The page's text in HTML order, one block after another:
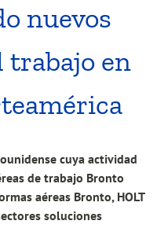
nuevos
trabajo en
cuya actividad
de trabajo Bronto
aéreas Bronto, HOLT
soluciones